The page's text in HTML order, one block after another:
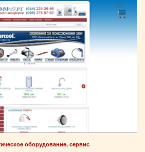
оборудование, сервис